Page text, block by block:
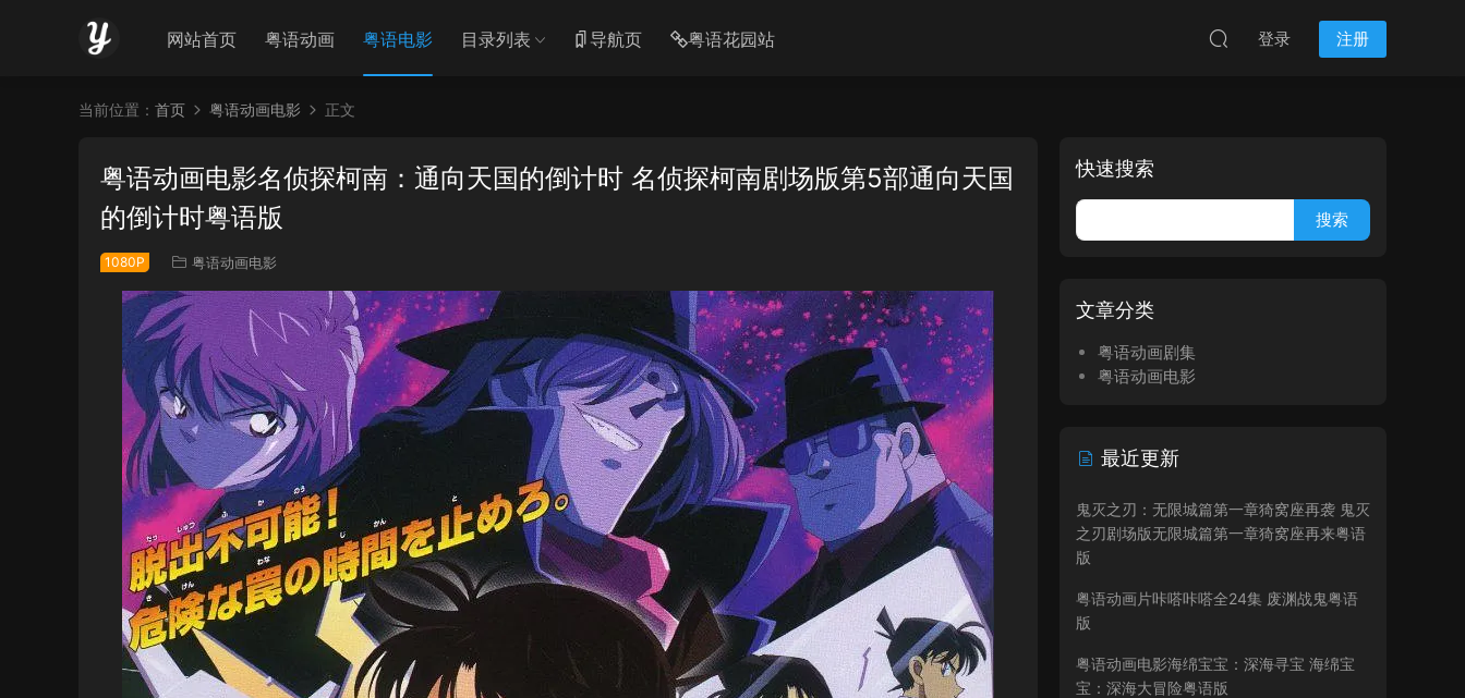
网站首页 粤语动画 粤语电影 目录列表 导航页 粤语花园站 登录 注册
当前位置： 首页 粤语动画电影 正文
粤语动画电影名侦探柯南：通向天国的倒计时 名侦探柯南剧场版第5部通向天国
的倒计时粤语版
1080P 粤语动画电影
快速搜索
文章分类
粤语动画剧集
粤语动画电影
最近更新
鬼灭之刃：无限城篇第一章猗窝座再袭 鬼灭
之刃剧场版无限城篇第一章猗窝座再来粤语
版
粤语动画片咔嗒咔嗒全24集 废渊战鬼粤语
版
粤语动画电影海绵宝宝：深海寻宝 海绵宝
宝：深海大冒险粤语版